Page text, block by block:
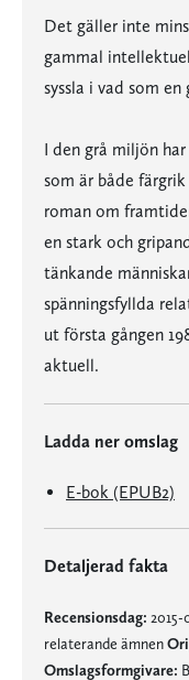
Det gäller inte
gammal
syssla i vad som
I den grå miljön
som är både
roman om
en stark och
tänkande
spänningsfyllda
ut första gången
aktuell.
Ladda ner omslag
E-bok (EPUB2)
Detaljerad fakta
Recensionsdag: 2015-
relaterande ämnen
Omslagsformgivare: